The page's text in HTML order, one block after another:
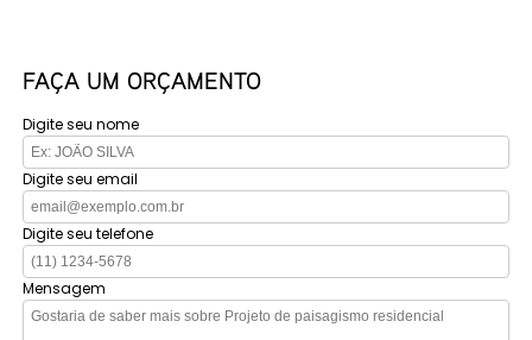
FAÇA UM ORÇAMENTO
Digite seu nome
Digite seu email
Digite seu telefone
Mensagem